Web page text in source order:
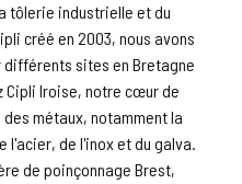
tôlerie industrielle et du
créé en 2003, nous avons
sites en Bretagne
Cipli Iroise, notre cœur de
métaux, notamment la
l'acier, de l'inox et du galva.
de poinçonnage Brest,